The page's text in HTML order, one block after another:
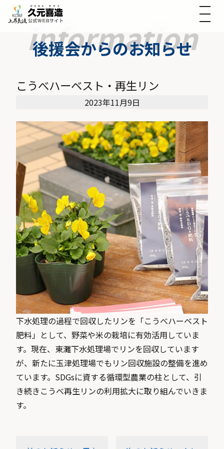
後援会からのお知らせ
こうべハーベスト・再生リン
2023年11月9日
下水処理の過程で回収したリンを「こうべハーベスト
肥料」として、野菜や米の栽培に有効活用していま
す。現在、東灘下水処理場でリンを回収しています
が、新たに玉津処理場でもリン回収施設の整備を進め
ています。SDGsに資する循環型農業の柱として、引
き続きこうべ再生リンの利用拡大に取り組んでいきま
す。